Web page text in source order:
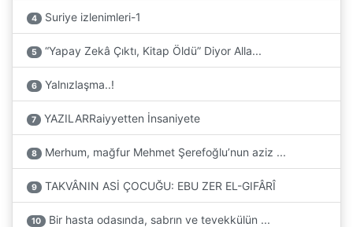
4 Suriye izlenimleri-1
5 “Yapay Zekâ Çıktı, Kitap Öldü” Diyor Alla...
6 Yalnızlaşma..!
7 YAZILARRaiyyetten İnsaniyete
8 Merhum, mağfur Mehmet Şerefoğlu’nun aziz ...
9 TAKVÂNIN ASİ ÇOCUĞU: EBU ZER EL-GIFÂRÎ
10 Bir hasta odasında, sabrın ve tevekkülün ...